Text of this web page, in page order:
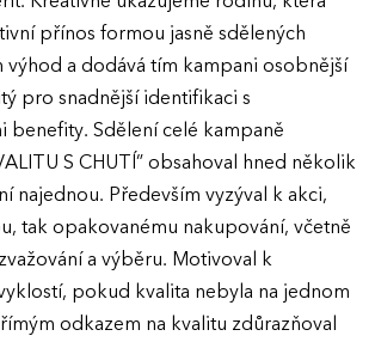
Ročník 2024
Ročník 2023
Ročník 2022
Ročník 2021
Ročník 2020
Ročník 2019
Ročník 2018
KONTAKTY
přínos formou jasně sdělených
a dodává tím kampani osobnější
pro snadnější identifikaci s
benefity. Sdělení celé kampaně
S CHUTÍ” obsahoval hned několik
najednou. Především vyzýval k akci,
tak opakovanému nakupování, včetně
a výběru. Motivoval k
pokud kvalita nebyla na jednom
odkazem na kvalitu zdůrazňoval